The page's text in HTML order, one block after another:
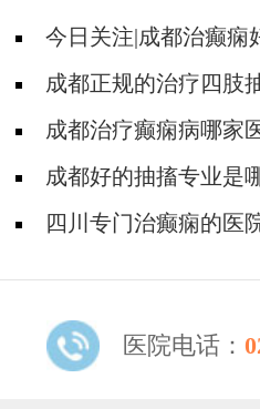
今日关注|成都治癫痫
作的症状是什么?
成都正规的治疗四肢
癫痫病发作前有哪些症状
成都治疗癫痫病哪家
有哪些症状?
成都好的抽搐专业是
么征兆?
四川专门治癫痫的医
医院电话：